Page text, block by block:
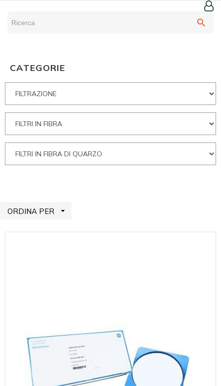
search
CATEGORIE
ORDINA PER 